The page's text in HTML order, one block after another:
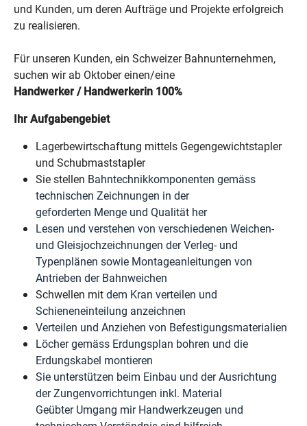
und Kunden, um deren Aufträge und Projekte erfolgreich
zu realisieren.
Für unseren Kunden, ein Schweizer Bahnunternehmen,
suchen wir ab Oktober einen/eine
Handwerker / Handwerkerin 100%
Ihr Aufgabengebiet
Lagerbewirtschaftung mittels Gegengewichtstapler
und Schubmaststapler
Sie stellen Bahntechnikkomponenten gemäss
technischen Zeichnungen in der
geforderten Menge und Qualität her
Lesen und verstehen von verschiedenen Weichen-
und Gleisjochzeichnungen der Verleg- und
Typenplänen sowie Montageanleitungen von
Antrieben der Bahnweichen
Schwellen mitdem Kran verteilen und
Schieneneinteilung anzeichnen
Verteilen und Anziehen von Befestigungsmaterialien
Löcher gemäss Erdungsplan bohren und die
Erdungskabel montieren
Sie unterstützen beim Einbau und der Ausrichtung
der Zungenvorrichtungen inkl. Material
Geübter Umgang mir Handwerkzeugen und